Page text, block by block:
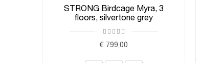
STRONG Birdcage Myra, 3
floors, silvertone grey
€ 799,00